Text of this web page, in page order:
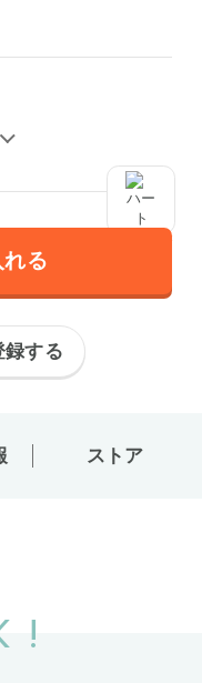
れる
録する
ストア
!